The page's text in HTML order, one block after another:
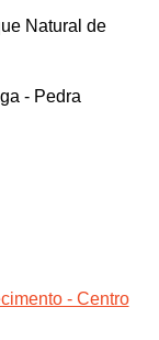
Natural de
- Pedra
- Centro